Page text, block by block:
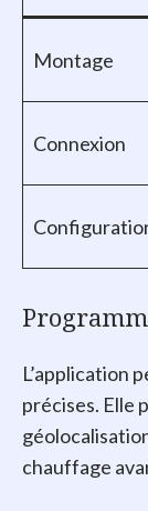
Montage
Connexion
L’application
précises. Elle
chauffage